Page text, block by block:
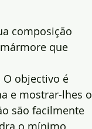
composição
que
O objectivo é
e mostrar-lhes o
são facilmente
o mínimo